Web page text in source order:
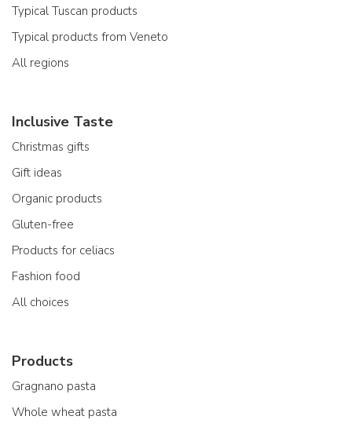
Typical Tuscan products
Typical products from Veneto
All regions
Inclusive Taste
Christmas gifts
Gift ideas
Organic products
Gluten-free
Products for celiacs
Fashion food
All choices
Products
Gragnano pasta
Whole wheat pasta